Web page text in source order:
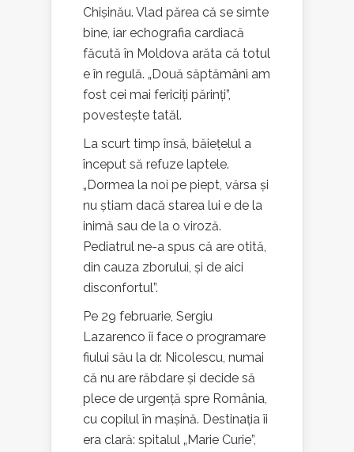
Chișinău. Vlad părea că se simte
bine, iar echografia cardiacă
făcută în Moldova arăta că totul
e în regulă. „Două săptămâni am
fost cei mai fericiți părinți”,
povestește tatăl.
La scurt timp însă, băiețelul a
început să refuze laptele.
„Dormea la noi pe piept, vărsa și
nu știam dacă starea lui e de la
inimă sau de la o viroză.
Pediatrul ne-a spus că are otită,
din cauza zborului, și de aici
disconfortul”.
Pe 29 februarie, Sergiu
Lazarenco îi face o programare
fiului său la dr. Nicolescu, numai
că nu are răbdare și decide să
plece de urgență spre România,
cu copilul în mașină. Destinația îi
era clară: spitalul „Marie Curie”,